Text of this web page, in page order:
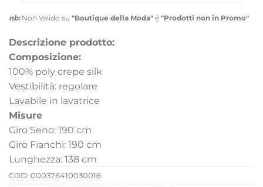
nb:Non Valido su "Boutique della Moda" e "Prodotti non in Promo"
Descrizione prodotto:
Composizione:
100% poly crepe silk
Vestibilità: regolare
Lavabile in lavatrice
Misure
Giro Seno: 190 cm
Giro Fianchi: 190 cm
Lunghezza: 138 cm
COD: 000376410030016